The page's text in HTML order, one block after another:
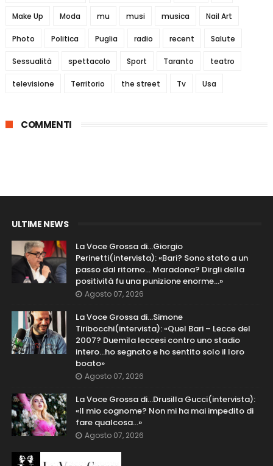
Make Up Moda mu musi musica Nail Art
Photo Politica Puglia radio recent Salute
Sessualità spettacolo Sport Taranto teatro
televisione Territorio the street Tv Usa
COMMENTI
ULTIME NEWS
La Voce Grossa di…Giorgio
Perinetti(intervista): «Bari? Sono stato a un
passo dal ritorno... Maradona? Dirgli della
positività fu una punizione enorme…»
Agosto 07, 2026
La Voce Grossa di…Simone
Tiribocchi(intervista): «Quel Bari – Lecce del
2007? Duemila leccesi contro uno stadio
intero...ho segnato e ho sentito solo il loro
boato»
Agosto 07, 2026
La Voce Grossa di…Drusilla Gucci(intervista):
«Il mio cognome? Non mi ha mai impedito di
fare qualcosa…»
Agosto 07, 2026